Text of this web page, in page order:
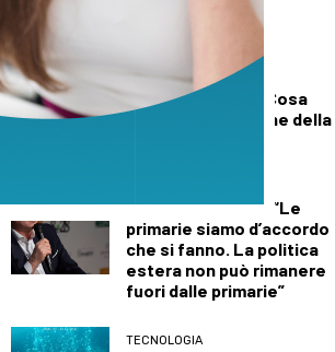
danneggiato può
allungare la vita? Cosa
insegnano le balene della
Conte a Capalbio: “Le
primarie siamo d’accordo
che si fanno. La politica
estera non può rimanere
fuori dalle primarie”
TECNOLOGIA